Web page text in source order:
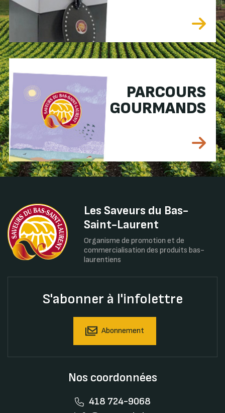
PARCOURS
GOURMANDS
Les Saveurs du Bas-
Saint-Laurent
Organisme de promotion et de
commercialisation des produits bas-
laurentiens
S'abonner à l'infolettre
Abonnement
Nos coordonnées
418 724-9068